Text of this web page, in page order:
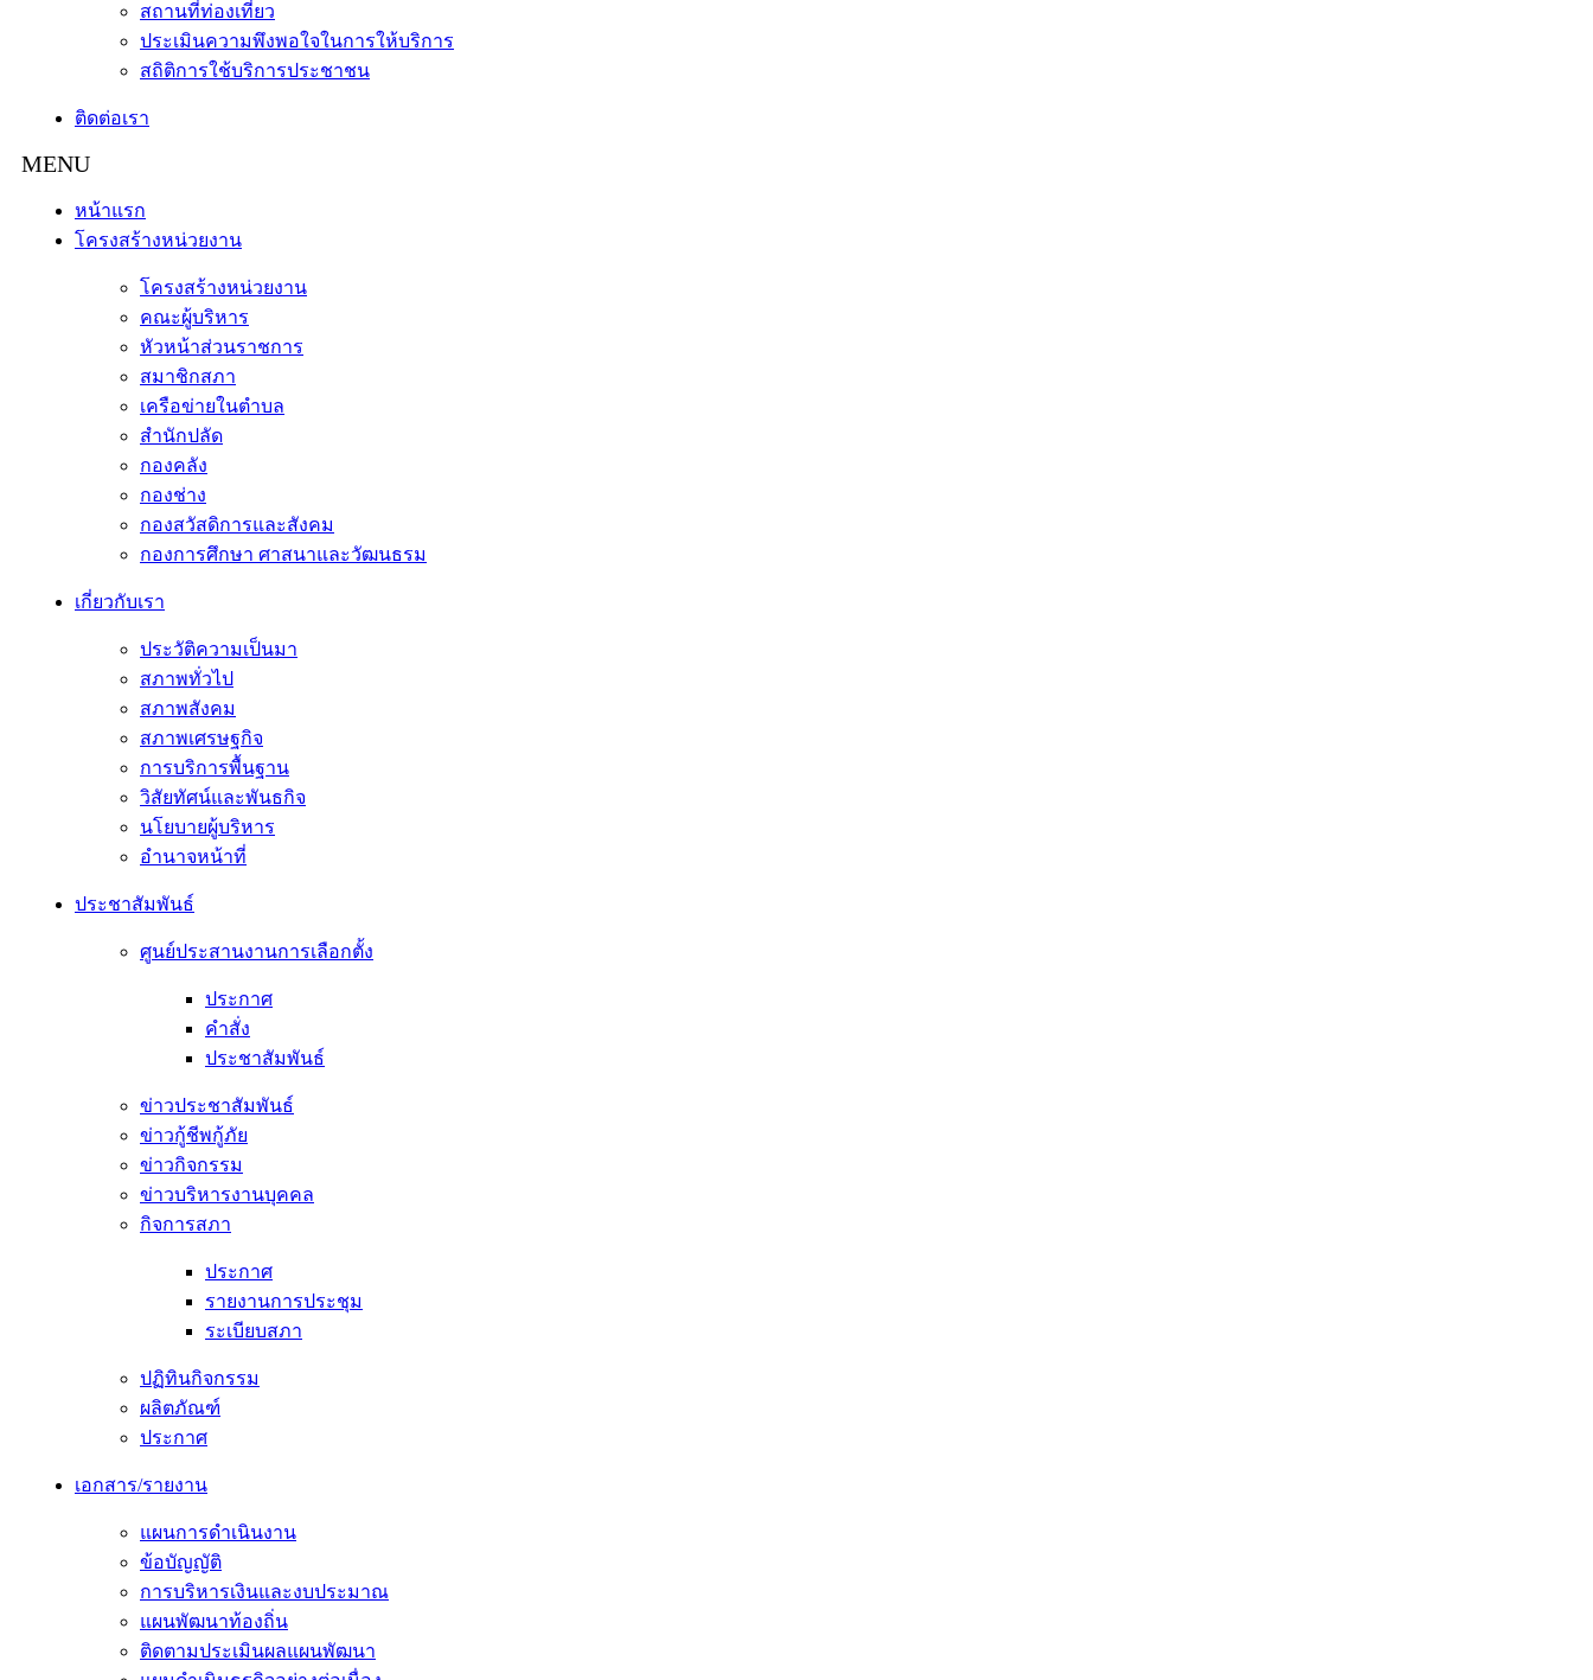
สถานที่ท่องเที่ยว
ประเมินความพึงพอใจในการให้บริการ
สถิติการใช้บริการประชาชน
ติดต่อเรา
หน้าแรก
โครงสร้างหน่วยงาน
โครงสร้างหน่วยงาน
คณะผู้บริหาร
หัวหน้าส่วนราชการ
สมาชิกสภา
เครือข่ายในตำบล
สำนักปลัด
กองคลัง
กองช่าง
กองสวัสดิการและสังคม
กองการศึกษา ศาสนาและวัฒนธรม
เกี่ยวกับเรา
ประวัติความเป็นมา
สภาพทั่วไป
สภาพสังคม
สภาพเศรษฐกิจ
การบริการพื้นฐาน
วิสัยทัศน์และพันธกิจ
นโยบายผู้บริหาร
อํานาจหน้าที่
ประชาสัมพันธ์
ศูนย์ประสานงานการเลือกตั้ง
ประกาศ
คำสั่ง
ประชาสัมพันธ์
ข่าวประชาสัมพันธ์
ข่าวกู้ชีพกู้ภัย
ข่าวกิจกรรม
ข่าวบริหารงานบุคคล
กิจการสภา
ประกาศ
รายงานการประชุม
ระเบียบสภา
ปฏิทินกิจกรรม
ผลิตภัณฑ์
ประกาศ
เอกสาร/รายงาน
แผนการดำเนินงาน
ข้อบัญญัติ
การบริหารเงินและงบประมาณ
แผนพัฒนาท้องถิ่น
ติดตามประเมินผลแผนพัฒนา